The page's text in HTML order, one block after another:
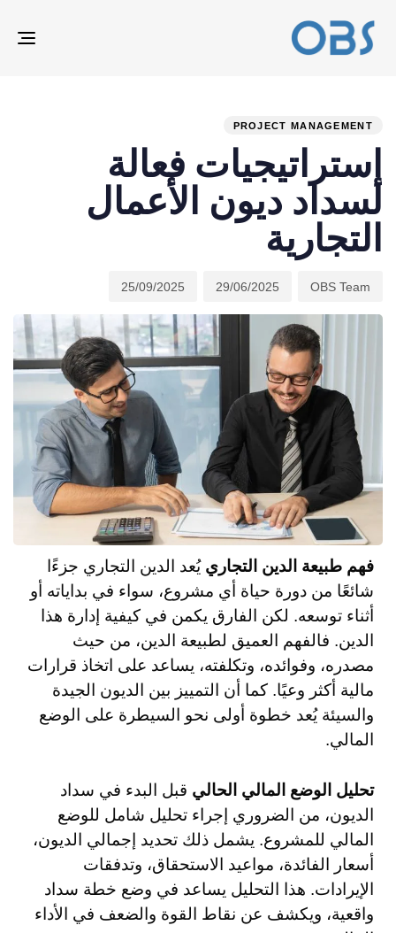
PROJECT MANAGEMENT
إستراتيجيات فعالة
لسداد ديون الأعمال
التجارية
OBS Team
29/06/2025
25/09/2025
فهم طبيعة الدين التجاري يُعد الدين التجاري جزءًا
شائعًا من دورة حياة أي مشروع، سواء في بداياته أو
أثناء توسعه. لكن الفارق يكمن في كيفية إدارة هذا
الدين. فالفهم العميق لطبيعة الدين، من حيث
مصدره، وفوائده، وتكلفته، يساعد على اتخاذ قرارات
مالية أكثر وعيًا. كما أن التمييز بين الديون الجيدة
والسيئة يُعد خطوة أولى نحو السيطرة على الوضع
المالي.
تحليل الوضع المالي الحالي قبل البدء في سداد
الديون، من الضروري إجراء تحليل شامل للوضع
المالي للمشروع. يشمل ذلك تحديد إجمالي الديون،
أسعار الفائدة، مواعيد الاستحقاق، وتدفقات
الإيرادات. هذا التحليل يساعد في وضع خطة سداد
واقعية، ويكشف عن نقاط القوة والضعف في الأداء